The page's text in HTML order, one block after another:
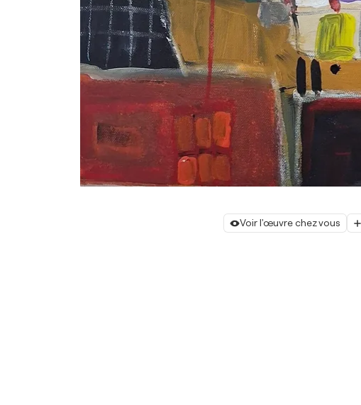
Voir l'œuvre chez vous